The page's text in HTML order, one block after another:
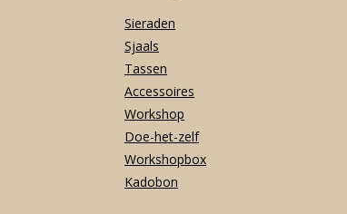
Sieraden
Sjaals
Tassen
Accessoires
Workshop
Doe-het-zelf
Workshopbox
Kadobon